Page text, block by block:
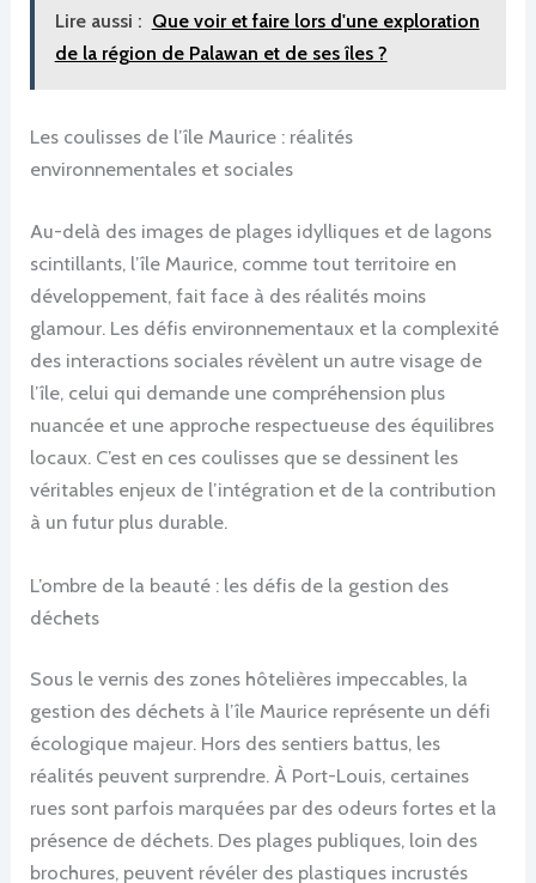
Lire aussi : Que voir et faire lors d'une exploration
de la région de Palawan et de ses îles ?
Les coulisses de l’île Maurice : réalités
environnementales et sociales
Au-delà des images de plages idylliques et de lagons
scintillants, l’île Maurice, comme tout territoire en
développement, fait face à des réalités moins
glamour. Les défis environnementaux et la complexité
des interactions sociales révèlent un autre visage de
l’île, celui qui demande une compréhension plus
nuancée et une approche respectueuse des équilibres
locaux. C’est en ces coulisses que se dessinent les
véritables enjeux de l’intégration et de la contribution
à un futur plus durable.
L’ombre de la beauté : les défis de la gestion des
déchets
Sous le vernis des zones hôtelières impeccables, la
gestion des déchets à l’île Maurice représente un défi
écologique majeur. Hors des sentiers battus, les
réalités peuvent surprendre. À Port-Louis, certaines
rues sont parfois marquées par des odeurs fortes et la
présence de déchets. Des plages publiques, loin des
brochures, peuvent révéler des plastiques incrustés